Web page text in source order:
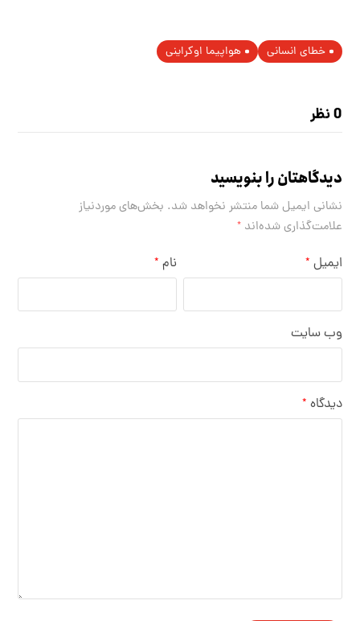
خطای انسانی هواپیما اوکراینی
0 نظر
دیدگاهتان را بنویسید
نشانی ایمیل شما منتشر نخواهد شد. بخش‌های موردنیاز
علامت‌گذاری شده‌اند*
نام * ایمیل *
وب‌ سایت
دیدگاه *